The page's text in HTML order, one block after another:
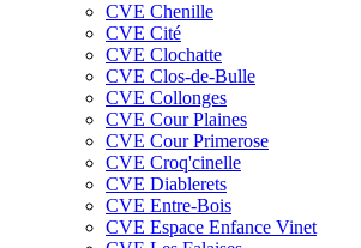
CVE Chenille
CVE Cité
CVE Clochatte
CVE Clos-de-Bulle
CVE Collonges
CVE Cour Plaines
CVE Cour Primerose
CVE Croq'cinelle
CVE Diablerets
CVE Entre-Bois
CVE Espace Enfance Vinet